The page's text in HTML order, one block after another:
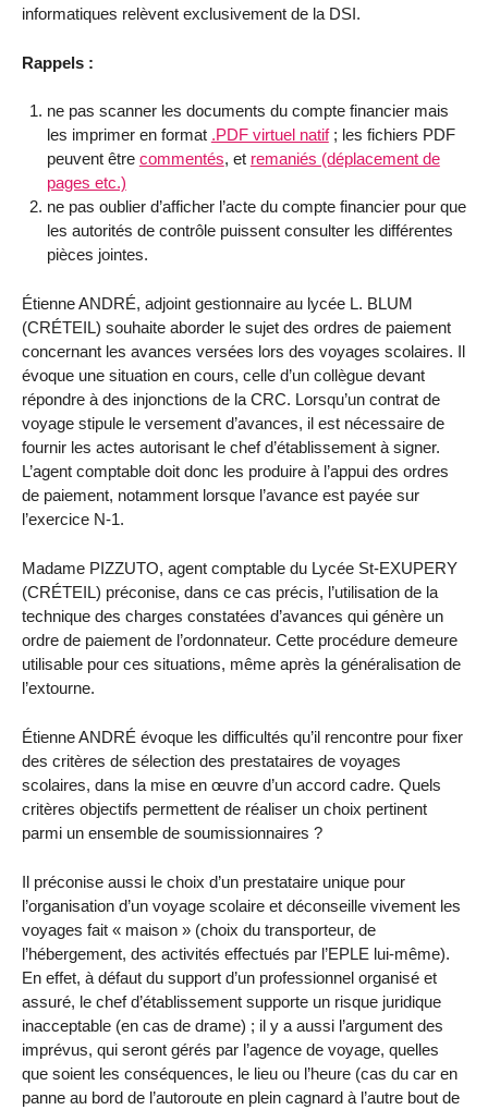
informatiques relèvent exclusivement de la DSI.
Rappels :
ne pas scanner les documents du compte financier mais
les imprimer en format .PDF virtuel natif; les fichiers PDF
peuvent être commentés, et remaniés (déplacement de
pages etc.)
ne pas oublier d’afficher l’acte du compte financier pour que
les autorités de contrôle puissent consulter les différentes
pièces jointes.
Étienne ANDRÉ, adjoint gestionnaire au lycée L. BLUM
(CRÉTEIL) souhaite aborder le sujet des ordres de paiement
concernant les avances versées lors des voyages scolaires. Il
évoque une situation en cours, celle d’un collègue devant
répondre à des injonctions de la CRC. Lorsqu’un contrat de
voyage stipule le versement d’avances, il est nécessaire de
fournir les actes autorisant le chef d’établissement à signer.
L’agent comptable doit donc les produire à l’appui des ordres
de paiement, notamment lorsque l’avance est payée sur
l’exercice N-1.
Madame PIZZUTO, agent comptable du Lycée St-EXUPERY
(CRÉTEIL) préconise, dans ce cas précis, l’utilisation de la
technique des charges constatées d’avances qui génère un
ordre de paiement de l’ordonnateur. Cette procédure demeure
utilisable pour ces situations, même après la généralisation de
l’extourne.
Étienne ANDRÉ évoque les difficultés qu’il rencontre pour fixer
des critères de sélection des prestataires de voyages
scolaires, dans la mise en œuvre d’un accord cadre. Quels
critères objectifs permettent de réaliser un choix pertinent
parmi un ensemble de soumissionnaires ?
Il préconise aussi le choix d’un prestataire unique pour
l’organisation d’un voyage scolaire et déconseille vivement les
voyages fait « maison » (choix du transporteur, de
l’hébergement, des activités effectués par l’EPLE lui-même).
En effet, à défaut du support d’un professionnel organisé et
assuré, le chef d’établissement supporte un risque juridique
inacceptable (en cas de drame) ; il y a aussi l’argument des
imprévus, qui seront gérés par l’agence de voyage, quelles
que soient les conséquences, le lieu ou l’heure (cas du car en
panne au bord de l’autoroute en plein cagnard à l’autre bout de